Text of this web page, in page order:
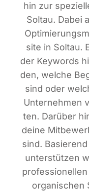
hin zur
Sol­tau. Dabei
site in Sol­tau.
der Key­words
den, wel­che
sind oder
Unter­neh­men
ten. Dar­über
dei­ne
sind.
unter­stüt­zen
orga­ni­schen